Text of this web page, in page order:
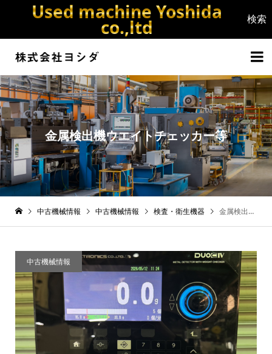
Used machine Yoshida
co.,ltd


金属検出機ウエイトチェッカー等
中古機械情報 中古機械情報 検査・衛生機器 金属検出機ウエイトチェッカー等
中古機械情報